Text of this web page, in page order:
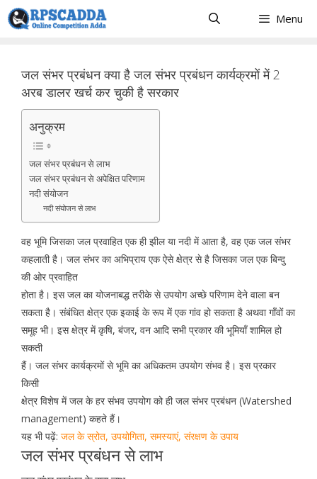
Skip
to
Menu
जल संभर प्रबंधन क्या है जल संभर प्रबंधन कार्यक्रमों में 2
अरब डालर खर्च कर चुकी है सरकार
अनुक्रम
जल संभर प्रबंधन से लाभ
जल संभर प्रबंधन से अपेक्षित परिणाम
नदी संयोजन
नदी संयोजन से लाभ
वह भूमि जिसका जल प्रवाहित एक ही झील या नदी में आता है, वह एक जल संभर
कहलाती है। जल संभर का अभिप्राय एक ऐसे क्षेत्र से है जिसका जल एक बिन्दु
की ओर प्रवाहित
होता है। इस जल का योजनाबद्ध तरीके से उपयोग अच्छे परिणाम देने वाला बन
सकता है। संबंधित क्षेत्र एक इकाई के रूप में एक गांव हो सकता है अथवा गाँवों का
समूह भी। इस क्षेत्र में कृषि, बंजर, वन आदि सभी प्रकार की भूमियाँ शामिल हो
सकती
हैं। जल संभर कार्यक्रमों से भूमि का अधिकतम उपयोग संभव है। इस प्रकार
किसी
क्षेत्र विशेष में जल के हर संभव उपयोग को ही जल संभर प्रबंधन (Watershed
management) कहते हैं।
यह भी पढ़ें: जल के स्रोत, उपयोगिता, समस्याएं, संरक्षण के उपाय
जल संभर प्रबंधन से लाभ